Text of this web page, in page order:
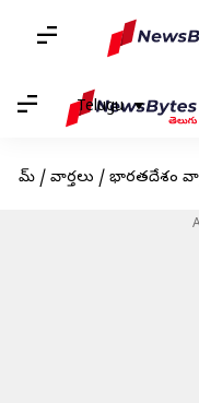
Telugu
హోమ్ / వార్తలు / భారతదేశం